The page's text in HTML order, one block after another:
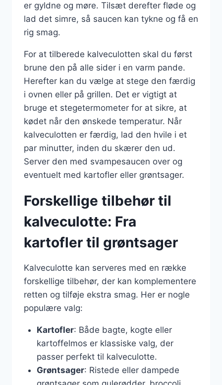
er gyldne og møre. Tilsæt derefter fløde og
lad det simre, så saucen kan tykne og få en
rig smag.
For at tilberede kalveculotten skal du først
brune den på alle sider i en varm pande.
Herefter kan du vælge at stege den færdig
i ovnen eller på grillen. Det er vigtigt at
bruge et stegetermometer for at sikre, at
kødet når den ønskede temperatur. Når
kalveculotten er færdig, lad den hvile i et
par minutter, inden du skærer den ud.
Server den med svampesaucen over og
eventuelt med kartofler eller grøntsager.
Forskellige tilbehør til
kalveculotte: Fra
kartofler til grøntsager
Kalveculotte kan serveres med en række
forskellige tilbehør, der kan komplementere
retten og tilføje ekstra smag. Her er nogle
populære valg:
Kartofler: Både bagte, kogte eller
kartoffelmos er klassiske valg, der
passer perfekt til kalveculotte.
Grøntsager: Ristede eller dampede